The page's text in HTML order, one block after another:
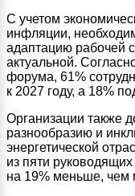
С учетом
инфляции,
адаптацию рабочей
актуальной.
форума, 61%
к 2027 году, а 18%
Организации также
разнообразию и
энергетической
из пяти
на 19% меньше, чем